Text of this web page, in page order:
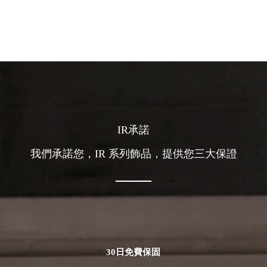
IR承諾
我們承諾您，IR 系列飾品，提供您三大保證
30日免費保固